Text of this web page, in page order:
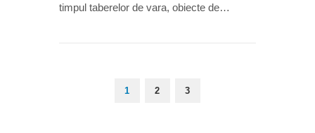
timpul taberelor de vara, obiecte de…
1 2 3